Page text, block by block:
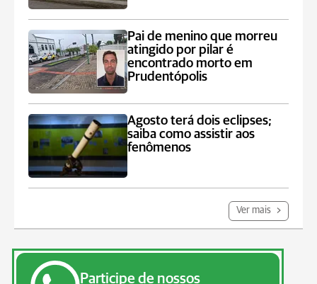
Pai de menino que morreu
atingido por pilar é
encontrado morto em
Prudentópolis
Agosto terá dois eclipses;
saiba como assistir aos
fenômenos
Ver mais
Participe de nossos